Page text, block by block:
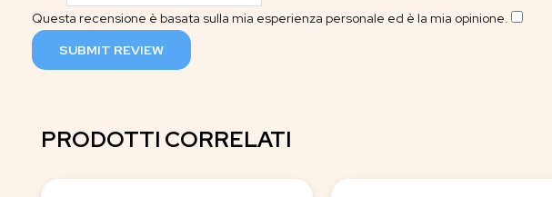
Questa recensione è basata sulla mia esperienza personale ed è la mia opinione.
SUBMIT REVIEW
PRODOTTI CORRELATI